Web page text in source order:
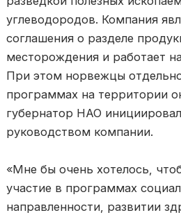
углеводородов. Компания
соглашения о разделе
месторождения и работает
При этом норвежцы
программах на территории
губернатор НАО
руководством компании.
«Мне бы очень хотелось,
участие в программах
направленности, развитии